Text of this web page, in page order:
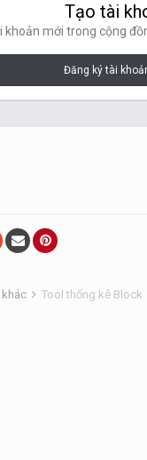
Tạo tài
mới trong cộng
Đăng ký tài
khác Tool thống kê Block